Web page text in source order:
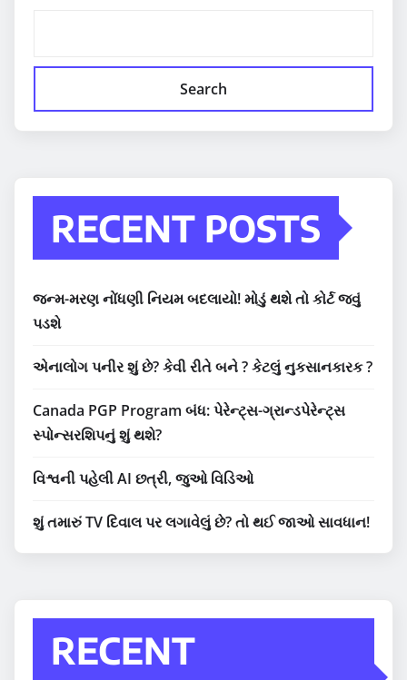
Search
RECENT POSTS
જન્મ-મરણ નોંધણી નિયમ બદલાયો! મોડું થશે તો કોર્ટ જવું
પડશે
એનાલોગ પનીર શું છે? કેવી રીતે બને ? કેટલું નુકસાનકારક ?
Canada PGP Program બંધ: પેરેન્ટ્સ-ગ્રાન્ડપેરેન્ટ્સ
સ્પોન્સરશિપનું શું થશે?
વિશ્વની પહેલી AI છત્રી, જુઓ વિડિઓ
શું તમારું TV દિવાલ પર લગાવેલું છે? તો થઈ જાઓ સાવધાન!
RECENT